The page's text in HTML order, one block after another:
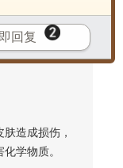
内分泌失
造成损伤，
学物质。
回复